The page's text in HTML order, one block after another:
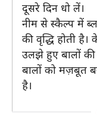
दूसरे दिन धो लें।
नीम से स्कैल्प में
की वृद्धि होती
उलझे हुए बालों की
बालों को मज़बूत
है।